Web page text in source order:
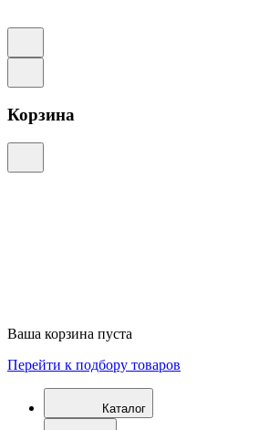
Корзина
Ваша корзина пуста
Перейти к подбору товаров
Каталог